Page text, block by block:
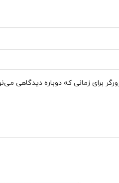
برای زمانی که دوباره دیدگاهی